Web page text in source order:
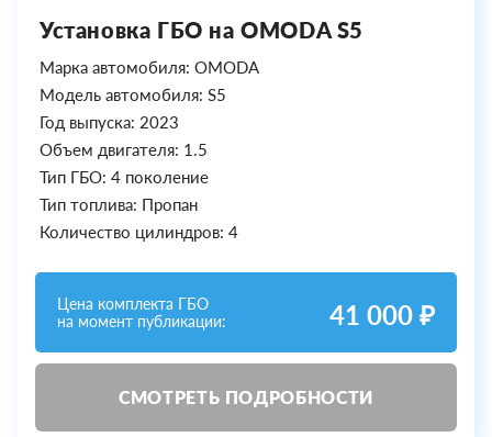
Установка ГБО на OMODA S5
Марка автомобиля: OMODA
Модель автомобиля: S5
Год выпуска: 2023
Объем двигателя: 1.5
Тип ГБО: 4 поколение
Тип топлива: Пропан
Количество цилиндров: 4
Цена комплекта ГБО
на момент публикации:
41 000 ₽
СМОТРЕТЬ ПОДРОБНОСТИ